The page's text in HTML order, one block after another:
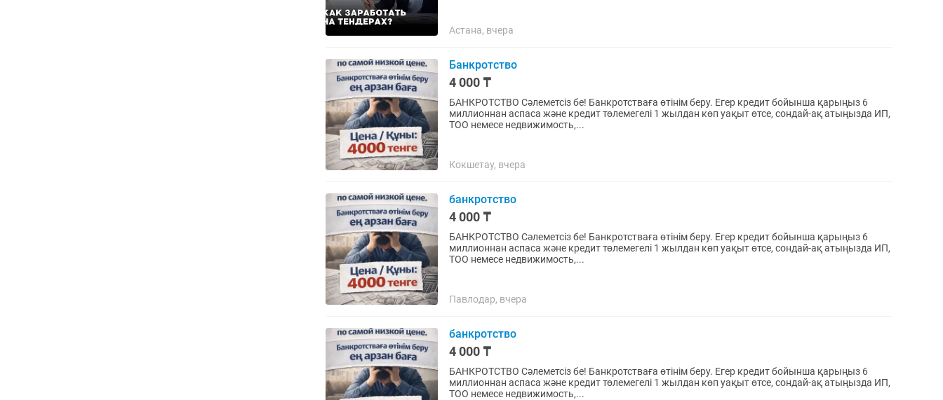
Астана, вчера
Банкротство
4 000 ₸
БАНКРОТСТВО Сәлеметсіз бе! Банкротстваға өтінім беру. Егер кредит бойынша қарыңыз 6
миллионнан аспаса және кредит төлемегелі 1 жылдан көп уақыт өтсе, сондай-ақ атыңызда ИП,
ТОО немесе недвижимость,...
Кокшетау, вчера
банкротство
4 000 ₸
БАНКРОТСТВО Сәлеметсіз бе! Банкротстваға өтінім беру. Егер кредит бойынша қарыңыз 6
миллионнан аспаса және кредит төлемегелі 1 жылдан көп уақыт өтсе, сондай-ақ атыңызда ИП,
ТОО немесе недвижимость,...
Павлодар, вчера
банкротство
4 000 ₸
БАНКРОТСТВО Сәлеметсіз бе! Банкротстваға өтінім беру. Егер кредит бойынша қарыңыз 6
миллионнан аспаса және кредит төлемегелі 1 жылдан көп уақыт өтсе, сондай-ақ атыңызда ИП,
ТОО немесе недвижимость,...